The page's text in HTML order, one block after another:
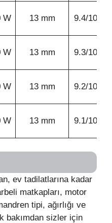
W 13 mm 9.4/10
W 13 mm 9.3/10
W 13 mm 9.2/10
W 13 mm 9.1/10
ev tadilatlarına kadar
matkapları, motor
tipi, ağırlığı ve
bakımdan sizler için